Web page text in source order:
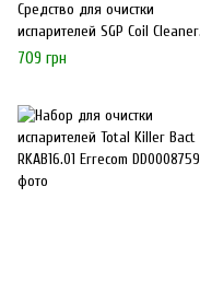
Средство для очистки
испарителей SGP Coil Cleaner
AB1244.K.S1 Errecom
709 грн